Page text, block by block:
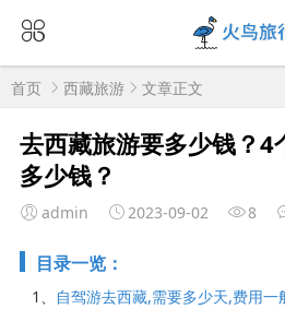
首页 西藏旅游 文章正文
去西藏旅游要多少钱？4
多少钱？
admin 2023-09-02 8
目录一览：
1、 自驾游去西藏,需要多少天,费用一